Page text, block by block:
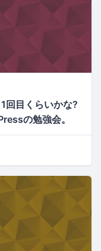
回目くらいかな?
の勉強会。